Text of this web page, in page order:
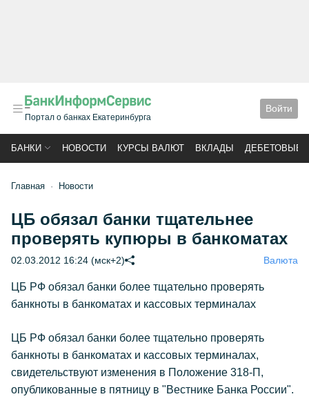
Портал о банках Екатеринбурга
Войти
БАНКИ НОВОСТИ КУРСЫ ВАЛЮТ ВКЛАДЫ ДЕБЕТОВЫЕ
Главная Новости
ЦБ обязал банки тщательнее
проверять купюры в банкоматах
02.03.2012 16:24 (мск+2) Валюта
ЦБ РФ обязал банки более тщательно проверять
банкноты в банкоматах и кассовых терминалах
ЦБ РФ обязал банки более тщательно проверять
банкноты в банкоматах и кассовых терминалах,
свидетельствуют изменения в Положение 318-П,
опубликованные в пятницу в "Вестнике Банка России".